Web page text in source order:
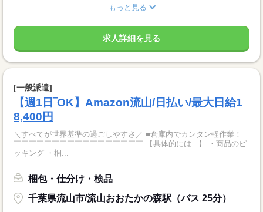
もっと見る
求人詳細を見る
[一般派遣]
【週1日‾OK】Amazon流山/日払い/最大日給1
8,400円
＼すべてが世界基準の過ごしやすさ／ ■倉庫内でカンタン軽作業！
￣￣￣￣￣￣￣￣￣￣￣￣￣￣￣￣￣ 【具体的には...】 ・商品のピ
ッキング ・梱...
梱包・仕分け・検品
千葉県流山市/流山おおたかの森駅（バス 25分）